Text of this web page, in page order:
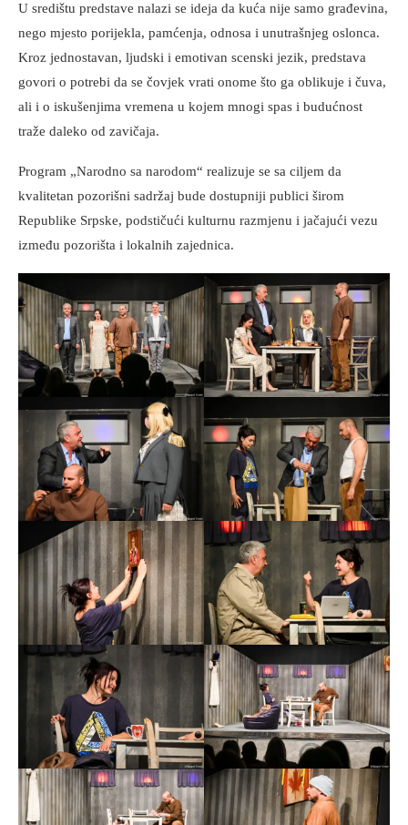
U središtu predstave nalazi se ideja da kuća nije samo građevina,
nego mjesto porijekla, pamćenja, odnosa i unutrašnjeg oslonca.
Kroz jednostavan, ljudski i emotivan scenski jezik, predstava
govori o potrebi da se čovjek vrati onome što ga oblikuje i čuva,
ali i o iskušenjima vremena u kojem mnogi spas i budućnost
traže daleko od zavičaja.
Program „Narodno sa narodom“ realizuje se sa ciljem da
kvalitetan pozorišni sadržaj bude dostupniji publici širom
Republike Srpske, podstičući kulturnu razmjenu i jačajući vezu
između pozorišta i lokalnih zajednica.